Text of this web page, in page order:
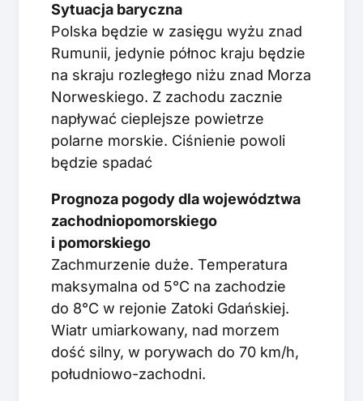
Sytuacja baryczna
Polska będzie w zasięgu wyżu znad
Rumunii, jedynie północ kraju będzie
na skraju rozległego niżu znad Morza
Norweskiego. Z zachodu zacznie
napływać cieplejsze powietrze
polarne morskie. Ciśnienie powoli
będzie spadać
Prognoza pogody dla województwa
zachodniopomorskiego
i pomorskiego
Zachmurzenie duże. Temperatura
maksymalna od 5°C na zachodzie
do 8°C w rejonie Zatoki Gdańskiej.
Wiatr umiarkowany, nad morzem
dość silny, w porywach do 70 km/h,
południowo-zachodni.